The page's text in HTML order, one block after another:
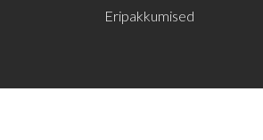
Eripakkumised